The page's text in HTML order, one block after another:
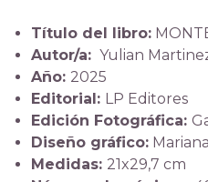
Título del libro:
Autor/a: Yulian
Año: 2025
Editorial: LP Editores
Edición Fotográfica:
Diseño gráfico:
Medidas: 21x29,7 cm